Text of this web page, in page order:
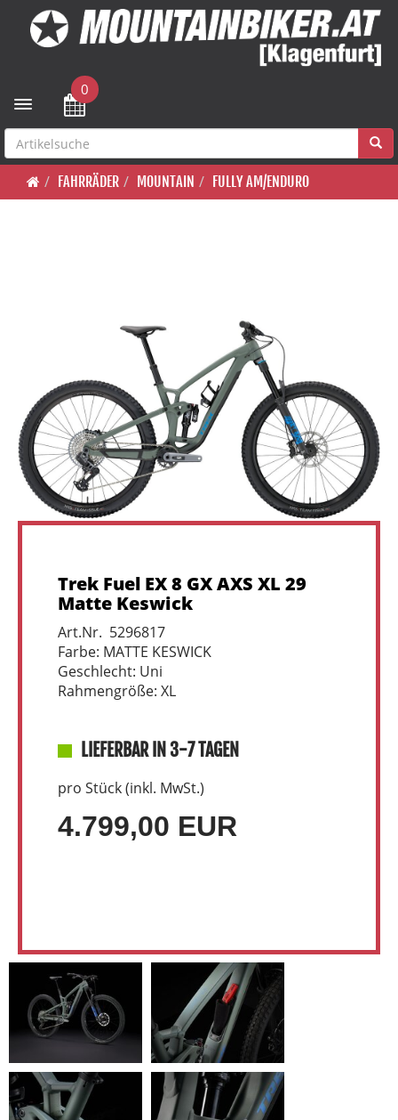
Toggle navigation
0
FAHRRÄDER MOUNTAIN FULLY AM/ENDURO
Trek Fuel EX 8 GX AXS XL 29
Matte Keswick
Art.Nr. 5296817
Farbe: MATTE KESWICK
Geschlecht: Uni
Rahmengröße: XL
LIEFERBAR IN 3-7 TAGEN
pro Stück (inkl. MwSt.)
4.799,00 EUR